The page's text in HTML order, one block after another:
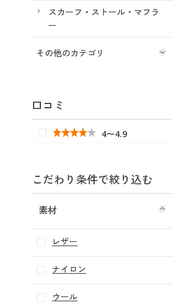
スカーフ・ストール・マフラ
ー
その他のカテゴリ
口コミ
4〜4.9
こだわり条件で絞り込む
素材
レザー
ナイロン
ウール